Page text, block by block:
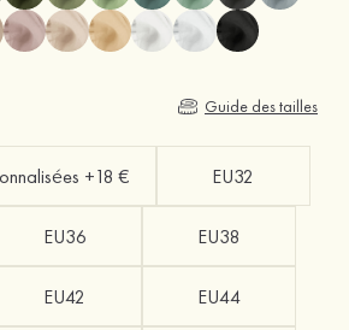
Guide des tailles
+18 € EU32
EU36 EU38
EU42 EU44